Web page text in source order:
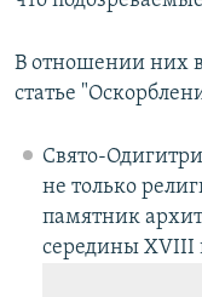
В отношении них
статье
Свято-
не только
памятник
середины XVIII